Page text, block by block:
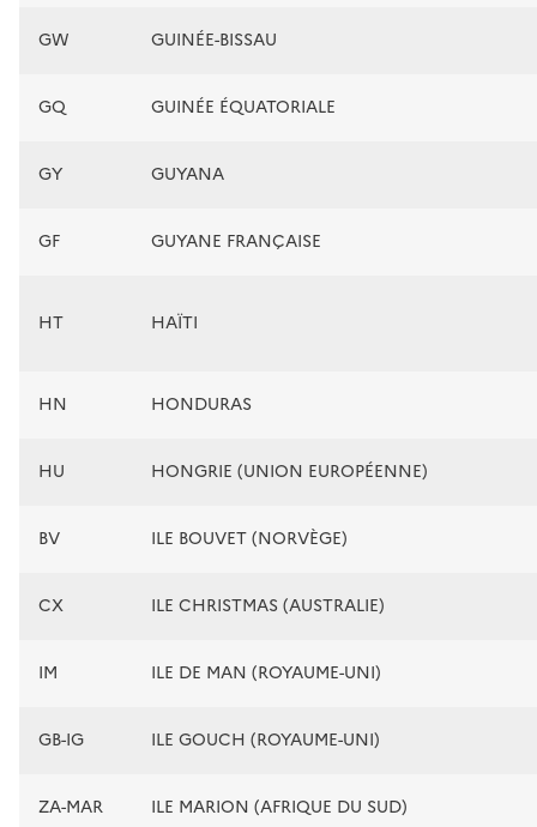
GW GUINÉE-BISSAU
GQ GUINÉE ÉQUATORIALE
GY GUYANA
GF GUYANE FRANÇAISE
HT HAÏTI
HN HONDURAS
HU HONGRIE (UNION EUROPÉENNE)
BV ILE BOUVET (NORVÈGE)
CX ILE CHRISTMAS (AUSTRALIE)
IM ILE DE MAN (ROYAUME-UNI)
GB-IG ILE GOUCH (ROYAUME-UNI)
ZA-MAR ILE MARION (AFRIQUE DU SUD)